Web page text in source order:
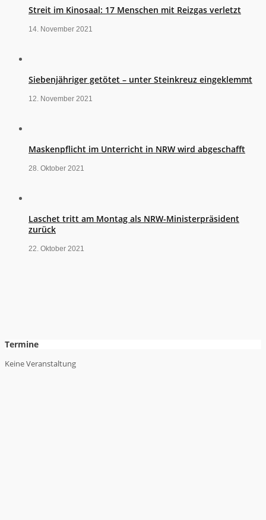
Streit im Kinosaal: 17 Menschen mit Reizgas verletzt
14. November 2021
Siebenjähriger getötet – unter Steinkreuz eingeklemmt
12. November 2021
Maskenpflicht im Unterricht in NRW wird abgeschafft
28. Oktober 2021
Laschet tritt am Montag als NRW-Ministerpräsident
zurück
22. Oktober 2021
Termine
Keine Veranstaltung